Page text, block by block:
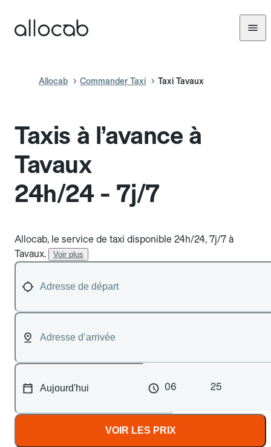
Allocab Commander Taxi Taxi Tavaux
Taxis à l’avance à
Tavaux
24h/24 - 7j/7
Allocab, le service de taxi disponible 24h/24, 7j/7 à
Tavaux.
Voir plus
06 25
VOIR LES PRIX